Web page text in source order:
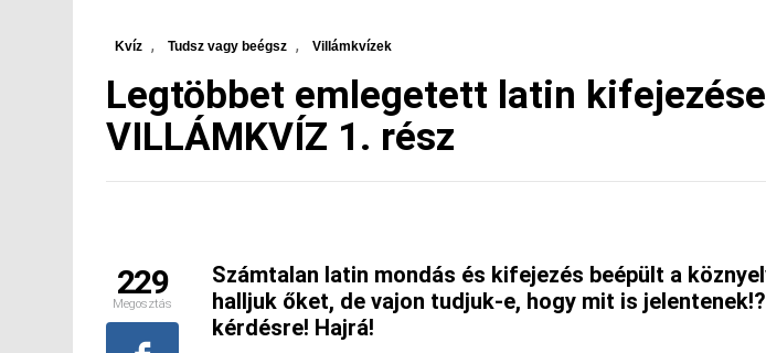
Kvíz , Tudsz vagy beégsz , Villámkvízek
Legtöbbet emlegetett latin
VILLÁMKVÍZ 1. rész
Számtalan latin mondás és kifejezés beépült a
halljuk őket, de vajon tudjuk-e, hogy mit is
kérdésre! Hajrá!
229
Megosztás